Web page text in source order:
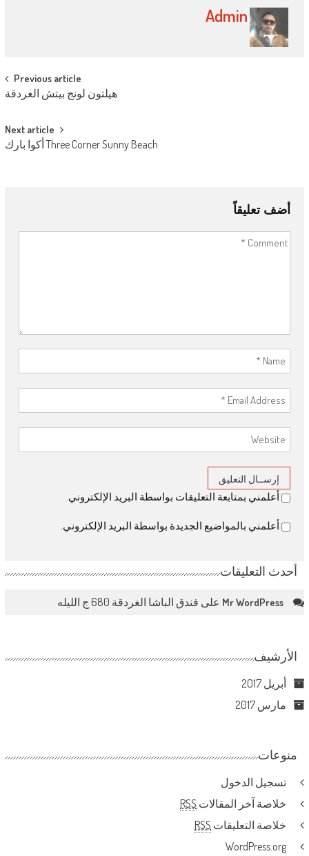
نافذة
جديدة)
نافذة
جديدة)
نافذة
جديدة)
Admin
Previous article
هيلتون لونج بيتش الغردقة
Next article
Three Corner Sunny Beach أكوا بارك
أضف تعليقاً
أعلمني بمتابعة التعليقات بواسطة البريد الإلكتروني.
أعلمني بالمواضيع الجديدة بواسطة البريد الإلكتروني.
أحدث التعليقات
Mr WordPress على فندق الباشا الغردقة 680 ج الليله
الأرشيف
أبريل 2017
مارس 2017
منوعات
تسجيل الدخول
خلاصة آخر المقالات RSS
خلاصة التعليقات RSS
WordPress.org